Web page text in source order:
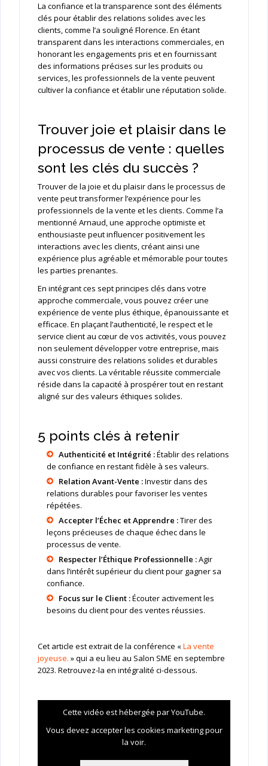
La confiance et la transparence sont des éléments
clés pour établir des relations solides avec les
clients, comme l’a souligné Florence. En étant
transparent dans les interactions commerciales, en
honorant les engagements pris et en fournissant
des informations précises sur les produits ou
services, les professionnels de la vente peuvent
cultiver la confiance et établir une réputation solide.
Trouver joie et plaisir dans le
processus de vente : quelles
sont les clés du succès ?
Trouver de la joie et du plaisir dans le processus de
vente peut transformer l’expérience pour les
professionnels de la vente et les clients. Comme l’a
mentionné Arnaud, une approche optimiste et
enthousiaste peut influencer positivement les
interactions avec les clients, créant ainsi une
expérience plus agréable et mémorable pour toutes
les parties prenantes.
En intégrant ces sept principes clés dans votre
approche commerciale, vous pouvez créer une
expérience de vente plus éthique, épanouissante et
efficace. En plaçant l’authenticité, le respect et le
service client au cœur de vos activités, vous pouvez
non seulement développer votre entreprise, mais
aussi construire des relations solides et durables
avec vos clients. La véritable réussite commerciale
réside dans la capacité à prospérer tout en restant
aligné sur des valeurs éthiques solides.
5 points clés à retenir
Authenticité et Intégrité :Établir des relations
de confiance en restant fidèle à ses valeurs.
Relation Avant-Vente :Investir dans des
relations durables pour favoriser les ventes
répétées.
Accepter l’Échec et Apprendre :Tirer des
leçons précieuses de chaque échec dans le
processus de vente.
Respecter l’Éthique Professionnelle :Agir
dans l’intérêt supérieur du client pour gagner sa
confiance.
Focus sur le Client :Écouter activement les
besoins du client pour des ventes réussies.
Cet article est extrait de la conférence «La vente
joyeuse. » qui a eu lieu au Salon SME en septembre
2023. Retrouvez-la en intégralité ci-dessous.
Cette vidéo est hébergée par YouTube.
Vous devez accepter les cookies marketing pour
la voir.